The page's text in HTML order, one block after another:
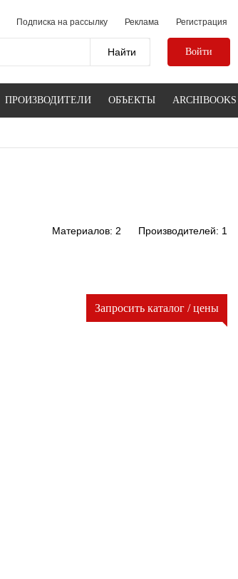
Подписка на рассылку Реклама Регистрация
Войти
ПРОИЗВОДИТЕЛИ ОБЪЕКТЫ ARCHIBOOKS
Материалов: 2 Производителей: 1
Запросить каталог / цены